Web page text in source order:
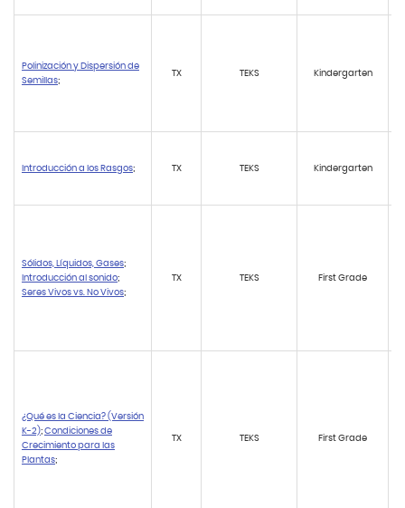
Polinización y Dispersión de
Semillas;
TX TEKS Kindergarten
Introducción a los Rasgos; TX TEKS Kindergarten
Sólidos, Líquidos, Gases;
Introducción al sonido;
Seres Vivos vs. No Vivos;
TX TEKS First Grade
¿Qué es la Ciencia? (Versión
K-2); Condiciones de
Crecimiento para las
Plantas;
TX TEKS First Grade